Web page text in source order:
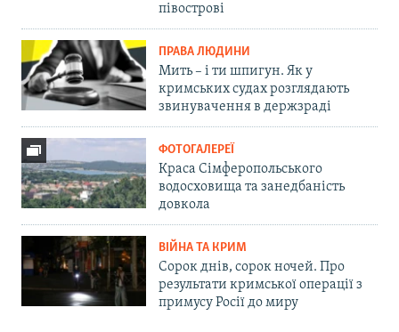
півострові
ПРАВА ЛЮДИНИ
Мить – і ти шпигун. Як у
кримських судах розглядають
звинувачення в держзраді
ФОТОГАЛЕРЕЇ
Краса Сімферопольського
водосховища та занедбаність
довкола
ВІЙНА ТА КРИМ
Сорок днів, сорок ночей. Про
результати кримської операції з
примусу Росії до миру